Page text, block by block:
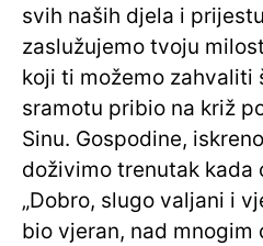
svih naših djela i
zaslužujemo tvoju
koji ti možemo zahvaliti
sramotu pribio na križ
Sinu. Gospodine,
doživimo trenutak kada
„Dobro, slugo valjani i
bio vjeran, nad